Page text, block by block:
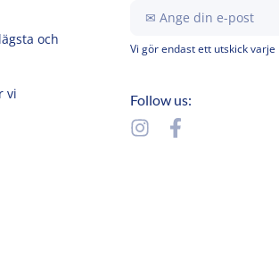
och
vi
din
e-
post
Vi gör endast ett utskick varje
Follow us:
I F
a